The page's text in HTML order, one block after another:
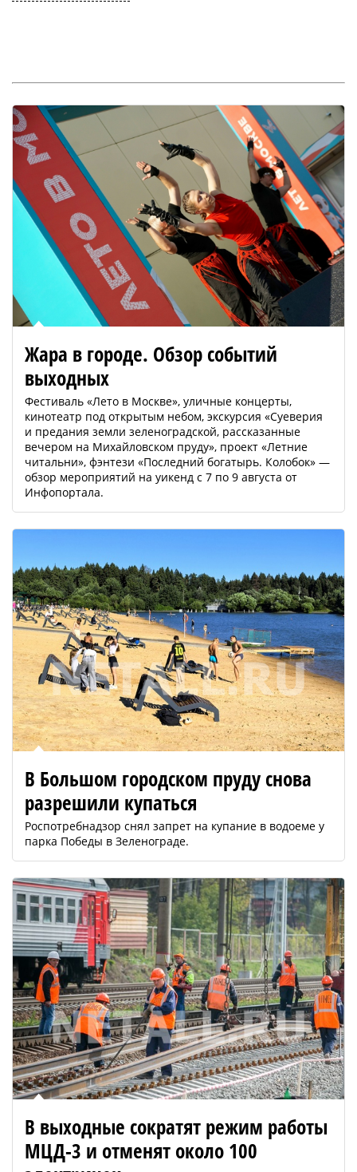
Жара в городе. Обзор событий
выходных
Фестиваль «Лето в Москве», уличные концерты,
кинотеатр под открытым небом, экскурсия «Суеверия
и предания земли зеленоградской, рассказанные
вечером на Михайловском пруду», проект «Летние
читальни», фэнтези «Последний богатырь. Колобок» —
обзор мероприятий на уикенд с 7 по 9 августа от
Инфопортала.
В Большом городском пруду снова
разрешили купаться
Роспотребнадзор снял запрет на купание в водоеме у
парка Победы в Зеленограде.
В выходные сократят режим работы
МЦД-3 и отменят около 100